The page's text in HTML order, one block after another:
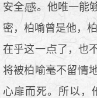
安全
。他唯一能
密，柏喻曾是他，
在乎这一
了，也
将被柏喻毫不留
心扉而死。所以，